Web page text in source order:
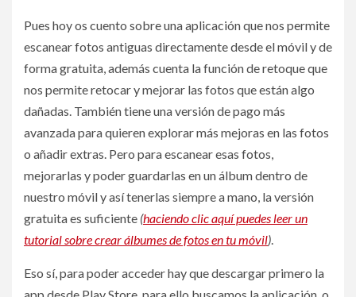
Pues hoy os cuento sobre una aplicación que nos permite
escanear fotos antiguas directamente desde el móvil y de
forma gratuita, además cuenta la función de retoque que
nos permite retocar y mejorar las fotos que están algo
dañadas. También tiene una versión de pago más
avanzada para quieren explorar más mejoras en las fotos
o añadir extras. Pero para escanear esas fotos,
mejorarlas y poder guardarlas en un álbum dentro de
nuestro móvil y así tenerlas siempre a mano, la versión
gratuita es suficiente (haciendo clic aquí puedes leer un
tutorial sobre crearálbumesde fotos en tu móvil)
Eso sí, para poder acceder hay que descargar primero la